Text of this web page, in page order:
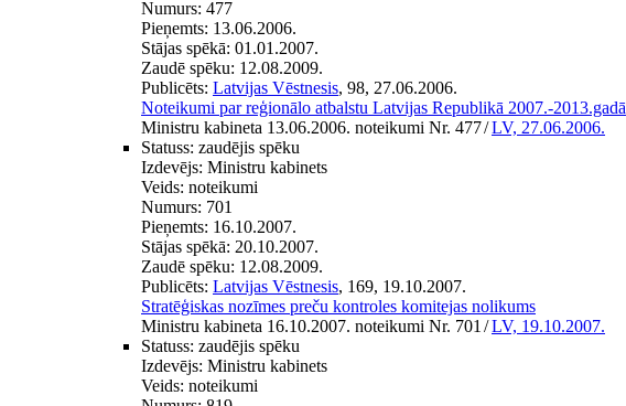
Numurs: 477
Pieņemts: 13.06.2006.
Stājas spēkā: 01.01.2007.
Zaudē spēku: 12.08.2009.
Publicēts: Latvijas Vēstnesis, 98, 27.06.2006.
Noteikumi par reģionālo atbalstu Latvijas Republikā 2007.-2013.gadā
Ministru kabineta 13.06.2006. noteikumi Nr. 477/LV, 27.06.2006.
Statuss: zaudējis spēku
Izdevējs: Ministru kabinets
Veids: noteikumi
Numurs: 701
Pieņemts: 16.10.2007.
Stājas spēkā: 20.10.2007.
Zaudē spēku: 12.08.2009.
Publicēts: Latvijas Vēstnesis, 169, 19.10.2007.
Stratēģiskas nozīmes preču kontroles komitejas nolikums
Ministru kabineta 16.10.2007. noteikumi Nr. 701 /LV, 19.10.2007.
Statuss: zaudējis spēku
Izdevējs: Ministru kabinets
Veids: noteikumi